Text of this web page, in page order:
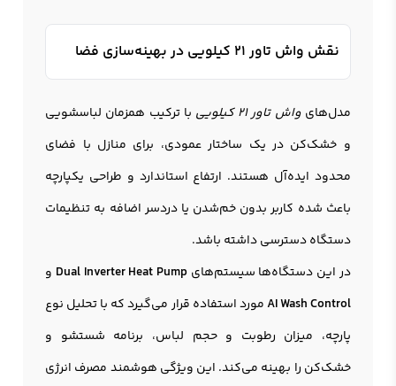
نقش واش تاور 21 کیلویی در بهینه‌سازی فضا
مدل‌هایواش تاور 21 کیلویی
با ترکیب همزمان لباسشویی
و خشک‌کن در یک ساختار عمودی، برای منازل با فضای
محدود ایده‌آل هستند. ارتفاع استاندارد و طراحی یکپارچه
باعث شده کاربر بدون خم‌شدن یا دردسر اضافه به تنظیمات
دستگاه دسترسی داشته باشد.
در این دستگاه‌ها سیستم‌های Dual Inverter Heat Pump و
AI Wash Controlمورد استفاده قرار می‌گیرد که با تحلیل نوع
پارچه، میزان رطوبت و حجم لباس، برنامه شستشو و
خشک‌کن را بهینه می‌کند. این ویژگی هوشمند مصرف انرژی